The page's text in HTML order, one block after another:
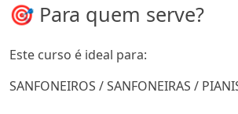
🎯 Para quem serve?
Este curso é ideal para:
SANFONEIROS / SANFONEIRAS /